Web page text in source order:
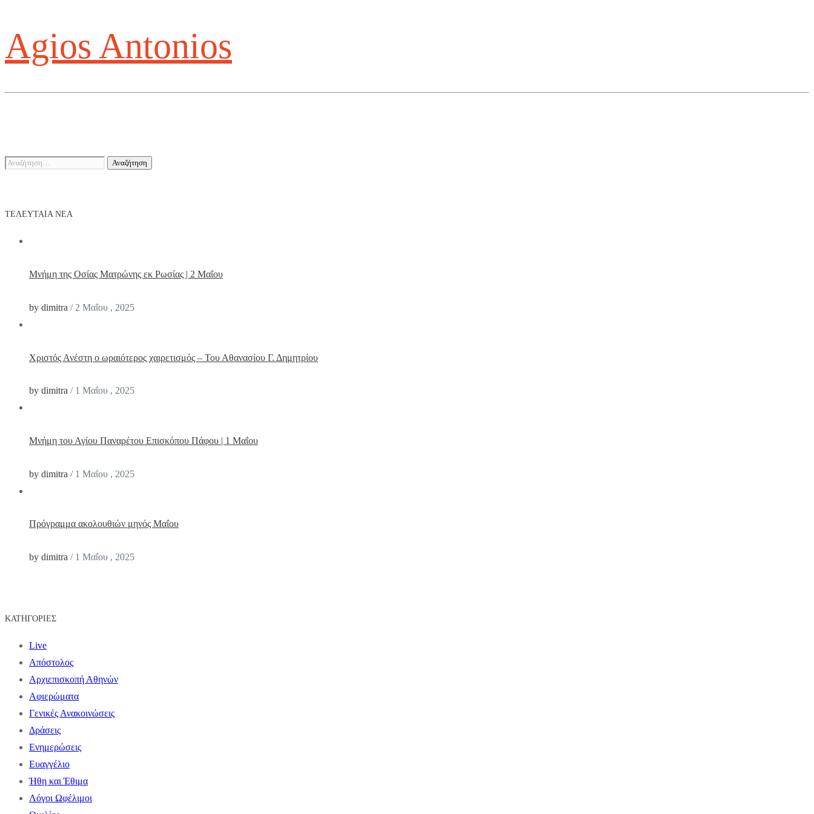
Agios Antonios
Αναζήτηση
ΤΕΛΕΥΤΑΊΑ ΝΕΑ
Μνήμη της Οσίας Ματρώνης εκ Ρωσίας | 2 Μαΐου
by dimitra / 2 Μαΐου , 2025
Χριστός Ανέστη ο ωραιότερος χαιρετισμός – Του Αθανασίου Γ. Δημητρίου
by dimitra / 1 Μαΐου , 2025
Μνήμη του Αγίου Παναρέτου Επισκόπου Πάφου | 1 Μαΐου
by dimitra / 1 Μαΐου , 2025
Πρόγραμμα ακολουθιών μηνός Μαΐου
by dimitra / 1 Μαΐου , 2025
ΚΑΤΗΓΟΡΊΕΣ
Live
Απόστολος
Αρχιεπισκοπή Αθηνών
Αφιερώματα
Γενικές Ανακοινώσεις
Δράσεις
Ενημερώσεις
Ευαγγέλιο
Ήθη και Έθιμα
Λόγοι Ωφέλιμοι